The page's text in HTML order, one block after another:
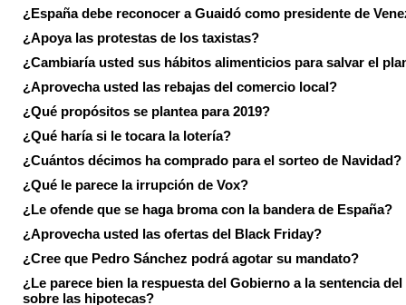
¿España debe reconocer a Guaidó como presidente de
¿Apoya las protestas de los taxistas?
¿Cambiaría usted sus hábitos alimenticios para salvar el
¿Aprovecha usted las rebajas del comercio local?
¿Qué propósitos se plantea para 2019?
¿Qué haría si le tocara la lotería?
¿Cuántos décimos ha comprado para el sorteo de Navidad?
¿Qué le parece la irrupción de Vox?
¿Le ofende que se haga broma con la bandera de España?
¿Aprovecha usted las ofertas del Black Friday?
¿Cree que Pedro Sánchez podrá agotar su mandato?
¿Le parece bien la respuesta del Gobierno a la sentencia
sobre las hipotecas?